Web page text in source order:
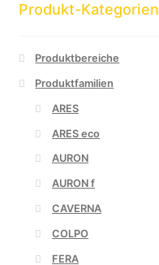
Produkt-Kategorien
Produktbereiche
Produktfamilien
ARES
ARES eco
AURON
AURON f
CAVERNA
COLPO
FERA